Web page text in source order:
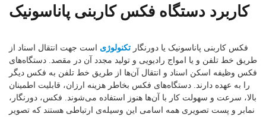
کاربرد دستگاه فکس کاربنی پاناسونیک
فکس کاربنی پاناسونیک یا دورنگار تکنولوژی است جهت انتقال اسناد از
طریق خط تلفن و یا امواج رادیویی و تولید مجدد آن در مقصد. دستگاه‌های
فکس وظیفه اسکن اسناد و انتقال آن‌ها از طریق خط تلفن به فکس دیگر
را به عهده دارند. دستگاه‌های فکس بخاطر هزینه ارزان، قابلیت اطمینان
بالا، سرعت و سهولت کار با آن‌ها هنوز استفاده می‌شوند. فکس، دورنگار،
نمابر و پست تصویری همه اسامی این وسیله‌ی ارتباطی هستند که تصویر